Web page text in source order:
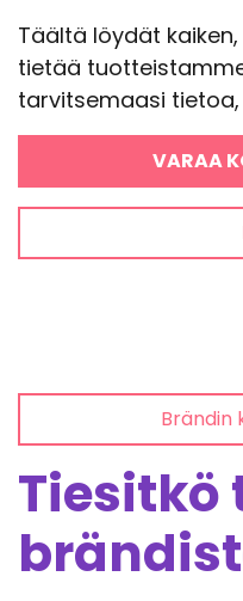
Täältä löydät
tietää
tarvitsemaasi tietoa,
VARAA
Brändin
Tiesitkö